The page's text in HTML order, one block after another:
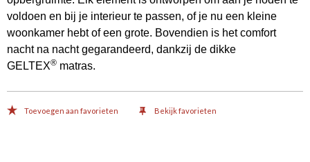
voldoen en bij je interieur te passen, of je nu een kleine
woonkamer hebt of een grote. Bovendien is het comfort
nacht na nacht gegarandeerd, dankzij de dikke
GELTEX® matras.
Toevoegen aan favorieten Bekijk favorieten